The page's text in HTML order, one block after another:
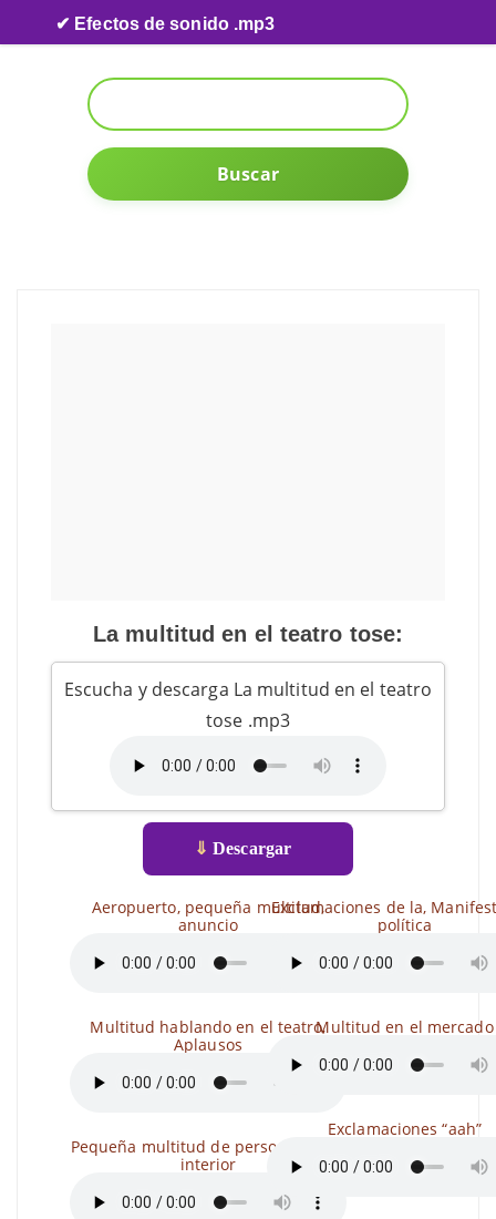
Skip to content
✔ Efectos de sonido .mp3
Buscar
La multitud en el teatro tose:
Escucha y descarga La multitud en el teatro
tose .mp3
⇓ Descargar
Aeropuerto, pequeña multitud,
anuncio
Multitud hablando en el teatro,
Aplausos
Pequeña multitud de personas en el
interior
Exclamaciones de la,
política
Multitud en el mercado
Exclamaciones “aah”